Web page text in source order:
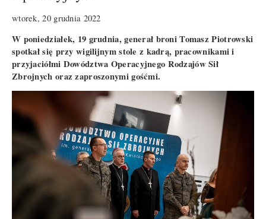
wtorek, 20 grudnia 2022
W poniedziałek, 19 grudnia, generał broni Tomasz Piotrowski
spotkał się przy wigilijnym stole z kadrą, pracownikami i
przyjaciółmi Dowództwa Operacyjnego Rodzajów Sił
Zbrojnych oraz zaproszonymi gośćmi.